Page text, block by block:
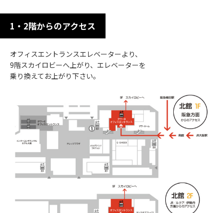
1・2階からのアクセス
オフィスエントランスエレベーターより、
9階スカイロビーへ上がり、エレベーターを
乗り換えてお上がり下さい。